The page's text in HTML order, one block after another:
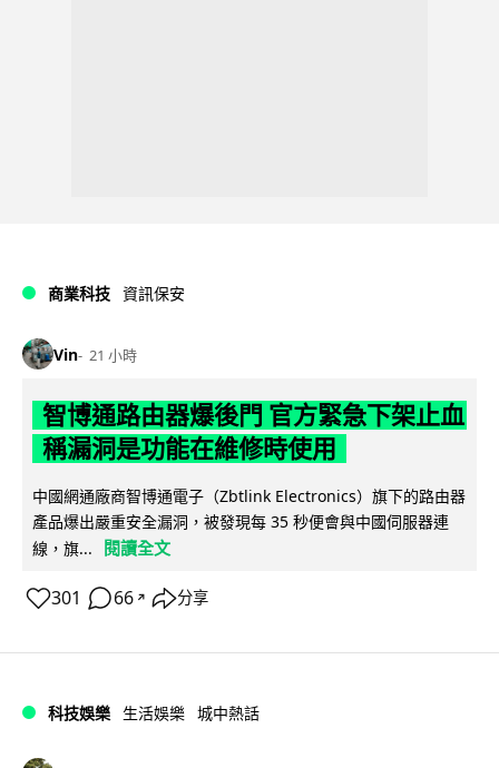
商業科技 資訊保安
Vin 21 小時
智博通路由器爆後門 官方緊急下架止血
稱漏洞是功能在維修時使用
中國網通廠商智博通電子（Zbtlink Electronics）旗下的路由器
產品爆出嚴重安全漏洞，被發現每 35 秒便會與中國伺服器連
線，旗...
閱讀全文
301 66 ↗ 分享
科技娛樂 生活娛樂 城中熱話